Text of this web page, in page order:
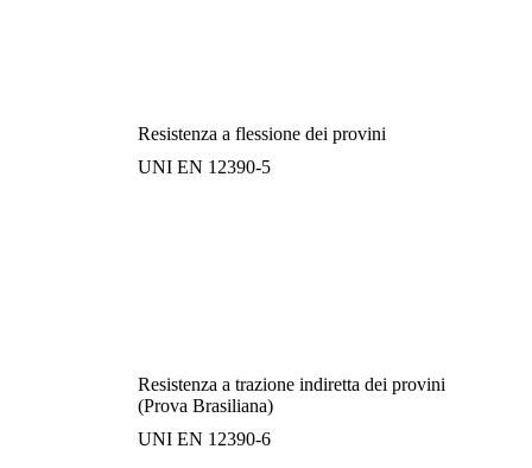
Resistenza a flessione dei provini
UNI EN 12390-5
Resistenza a trazione indiretta dei provini
(Prova Brasiliana)
UNI EN 12390-6